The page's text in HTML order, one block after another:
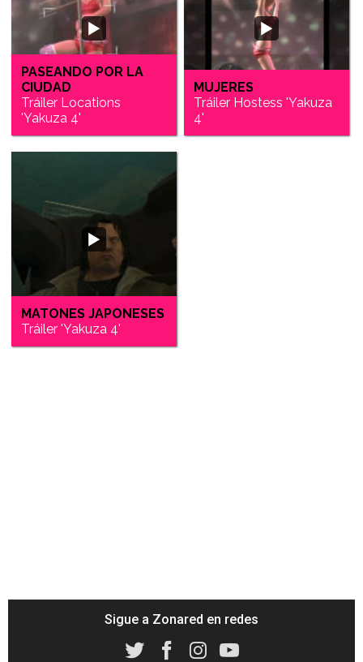
PASEANDO POR LA
CIUDAD
Tráiler Locations
'Yakuza 4'
MUJERES
Tráiler Hostess 'Yakuza
4'
MATONES JAPONESES
Tráiler 'Yakuza 4'
Sigue a Zonared en redes